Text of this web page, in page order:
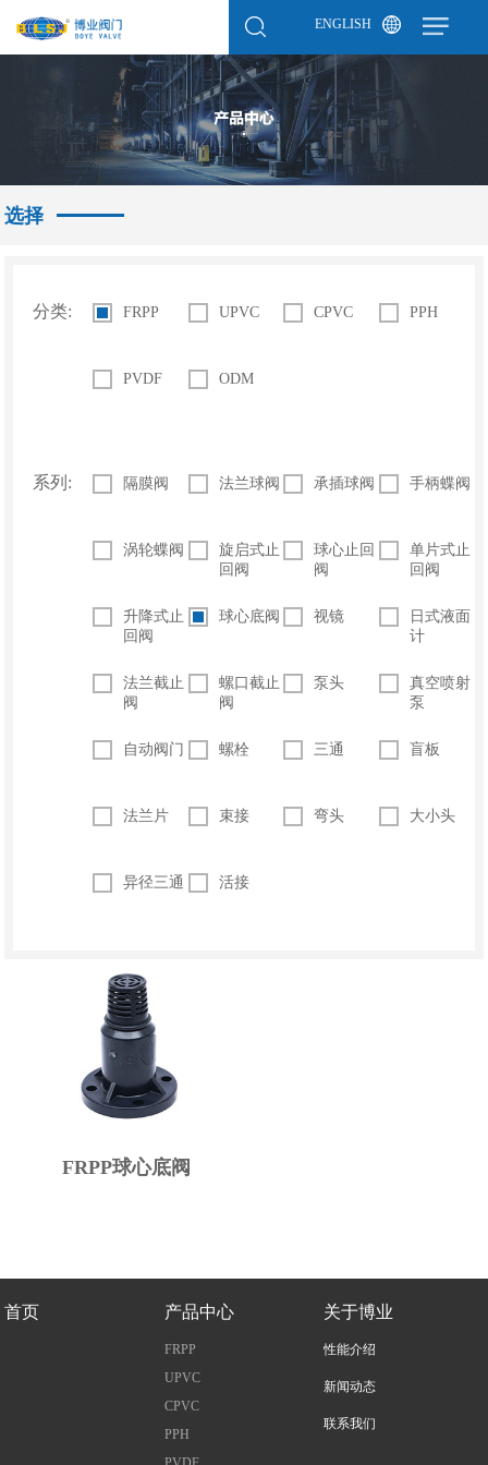
ENGLISH
选择
分类: FRPP UPVC CPVC PPH
PVDF ODM
系列: 隔膜阀 法兰球阀 承插球阀 手柄蝶阀
涡轮蝶阀
旋启式止
回阀
球心止回
阀
单片式止
回阀
升降式止
回阀
球心底阀 视镜
日式液面
计
法兰截止
阀
螺口截止
阀
泵头
真空喷射
泵
自动阀门 螺栓 三通 盲板
法兰片 束接 弯头 大小头
异径三通 活接
FRPP球心底阀
首页 产品中心
FRPP
UPVC
CPVC
PPH
关于博业
性能介绍
新闻动态
联系我们